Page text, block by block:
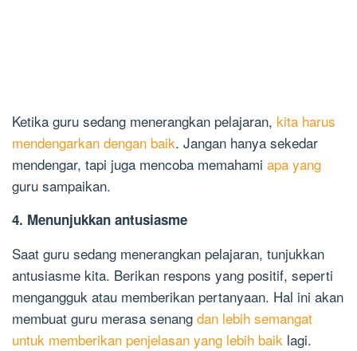
Ketika guru sedang menerangkan pelajaran, kita harus
mendengarkan dengan baik. Jangan hanya sekedar
mendengar, tapi juga mencoba memahami apa yang
guru sampaikan.
4. Menunjukkan antusiasme
Saat guru sedang menerangkan pelajaran, tunjukkan
antusiasme kita. Berikan respons yang positif, seperti
mengangguk atau memberikan pertanyaan. Hal ini akan
membuat guru merasa senang dan lebih semangat
untuk memberikan penjelasan yang lebih baik lagi.